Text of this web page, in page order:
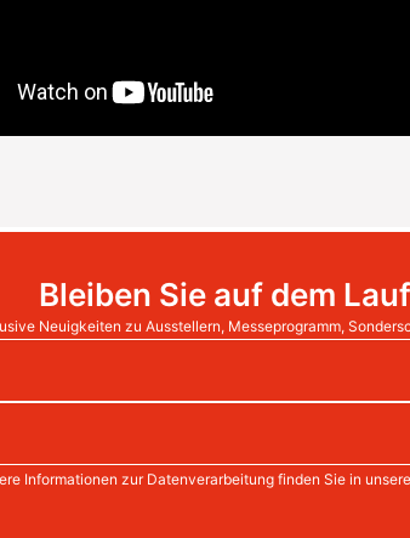
Bleiben Sie auf dem
Neuigkeiten zu Ausstellern, Messeprogramm,
Informationen zur Datenverarbeitung finden Sie in